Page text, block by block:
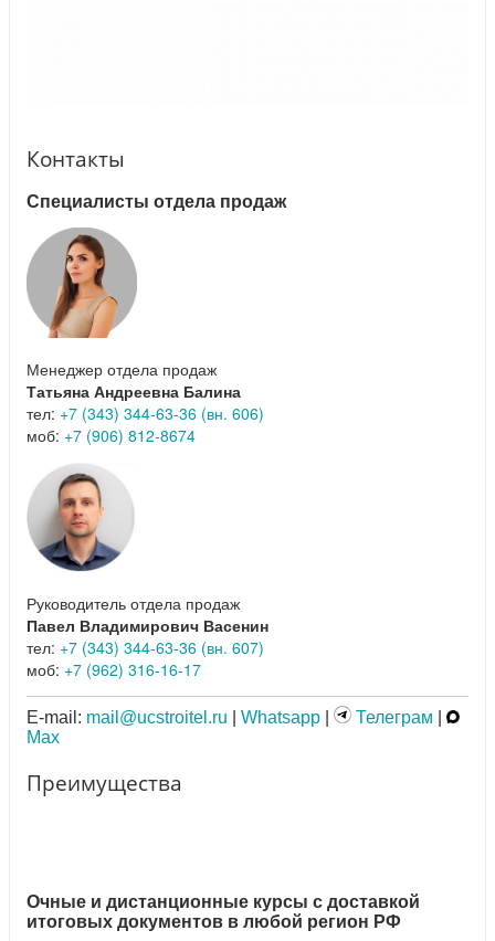
Контакты
Специалисты отдела продаж
Менеджер отдела продаж
Татьяна Андреевна Балина
тел: +7 (343) 344-63-36 (вн. 606)
моб: +7 (906) 812-8674
Руководитель отдела продаж
Павел Владимирович Васенин
тел: +7 (343) 344-63-36 (вн. 607)
моб: +7 (962) 316-16-17
E-mail: mail@ucstroitel.ru Whatsapp Телеграм
Max
Преимущества
Очные и дистанционные курсы с доставкой
итоговых документов в любой регион РФ